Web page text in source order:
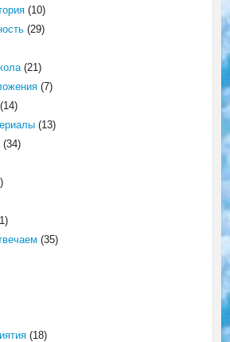
(10)
(29)
(21)
(7)
(13)
(34)
(35)
(18)